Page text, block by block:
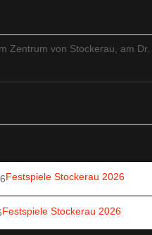
Zentrum von Stockerau, am
Festspiele Stockerau 2026
Festspiele Stockerau 2026